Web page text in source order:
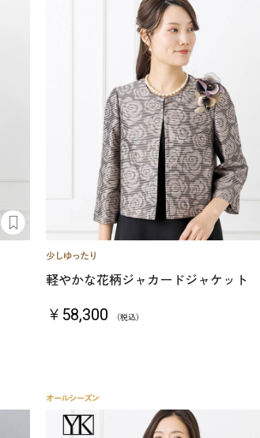
軽やかな花柄ジャカードジャケット
￥58,300 （税込）